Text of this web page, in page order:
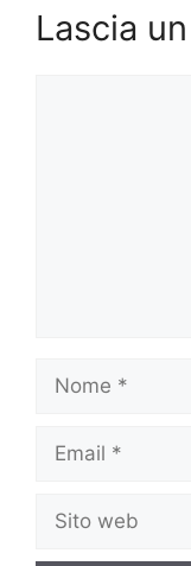
Lascia
Nome
Email
Sito
web